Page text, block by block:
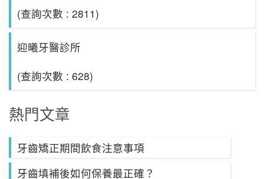
(查詢次數 : 2811)
迎曦牙醫診所
(查詢次數 : 628)
熱門文章
牙齒矯正期間飲食注意事項
牙齒填補後如何保養最正確？